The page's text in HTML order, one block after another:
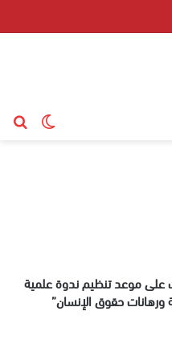
على موعد تنظيم ندوة علمية
حقوق الإنسان”